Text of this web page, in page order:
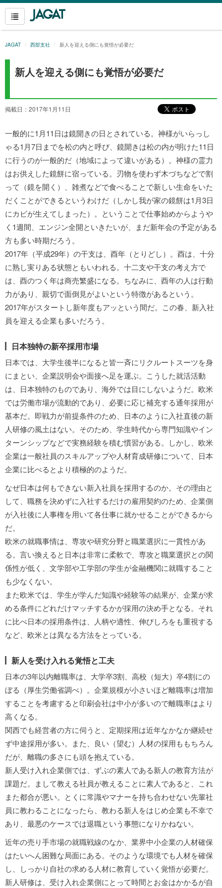
JAGAT 西部支社 新人を迎える側にも覚悟が必要だ
新人を迎える側にも覚悟が必要だ
掲載日：2017年1月11日
一般的に1月11日は鏡開きの日とされている。神様がいらっし
ゃる1月7日までを松の内と呼び、鏡開きは松の内が明けた11日
に行うのが一般的だ（地域によって違いがある）。 神様の霊力
はお供えした鏡餅に宿っている。刃物を使わず木づちなどで割
って（鏡を開く）、雑煮などで食べることで新しい生命をいた
だくことができるというわけだ（しかし我が家の鏡餅は1月3日
にカビが生えてしまった）。ということで仕事始めからようや
く1週間、エンジン全開といきたいが、まだ新年会の予定がある
方も多い時期だろう。
2017年（平成29年）の干支は、酉年（とりどし）。酉は、十分
に熟し実りある状態ともいわれる。十二支や干支の考え方で
は、酉のつく年は商売繁盛になる。ちなみに、酉年の人は行動
力があり、親切で面倒見がよいという特徴があるという。
2017年がスタートし新年度もアッという間だ。この春、新入社
員を迎える企業も多いだろう。
日本独特の新卒採用市場
日本では、大学生後半になると皆一斉にリクルートスーツを身
にまとい、企業説明会や面接へ足を運ぶ。こうした就活活動
は、日本独特のものであり、海外では目にしないようだ。欧米
では労働市場が流動的であり、必要に応じ補充する通年採用が
基本だ。即戦力が前提条件のため、日本のように入社直後の新
人研修の風土はない。そのため、学生時代から専門知識やイン
ターンシップなどで実務経験を積む慣習がある。しかし、欧米
企業は一般社員のスキルアップや人材育成研修について、日本
企業に比べるとより積極的のようだ。
なぜ日本は何もできない新入社員を採用するのか。その理由と
して、職務を決めずに入社するだけの雇用契約のため、企業側
が入社後に人事権を用いて各仕事に就かせることができるから
だ。
欧米の就職事情は、専攻や研究分野と職業選択に一貫性があ
る。言い換えると日本は非常に柔軟で、専攻と職業選択との関
係性が低く、文学部や工学部の学生が金融機関に就職すること
も少なくない。
また欧米では、学生が学んだ知識や経験等の結果が、企業が求
める条件にどれだけマッチするかが採用の決め手となる。それ
に比べ日本の採用条件は、人柄や適性、伸びしろをも重視する
など、欧米とは異なる方法をとっている。
新人を受け入れる覚悟と工夫
日本の3年以内離職率は、大学卒3割、高校（短大）卒4割にの
ぼる（厚生労働省調べ）。企業規模が小さいほど離職率は増加
することを考慮すると印刷会社は中小が多いので離職率はより
高くなる。
関西でも経営者の方に伺うと、定期採用は近年なかなか継続せ
ず中途採用が多い。また、良い（望む）人材の採用ももちろん
だが、離職の多さにも頭を抱えている。
新人受け入れ企業側では、ずぶの素人である新人の教育方法が
課題だ。まして教える社員が教えることに素人であると、これ
また都合が悪い。とくに常識やマナーを持ち合わせない先輩社
員に教わることになったら、教わる新人をはじめ企業も不幸で
あり、最悪のケースでは退職という事態になりかねない。
近年の売り手市場の就職戦線のなか、業界中小企業の人材確保
はたいへん困難な局面にある。そのような環境でも人材を確保
し、しっかり自社の求める人材に教育していく覚悟が必要だ。
新人研修は、受け入れ企業側にとって時間とお金はかかるが自